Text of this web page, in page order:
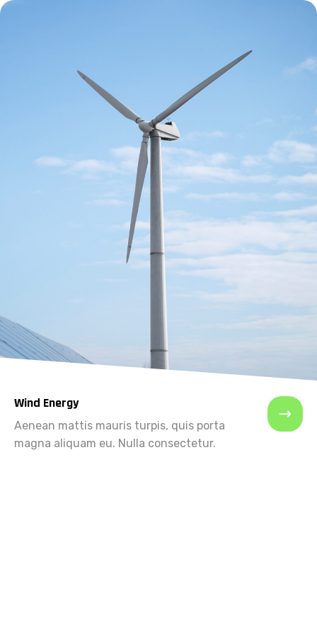
Wind Energy
Aenean mattis mauris turpis, quis porta
magna aliquam eu. Nulla consectetur.